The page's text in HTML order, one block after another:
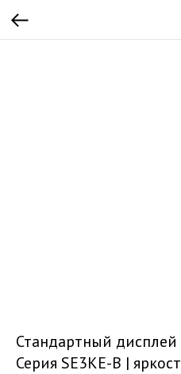
Стандартный дисплей
Серия SE3KE-B |